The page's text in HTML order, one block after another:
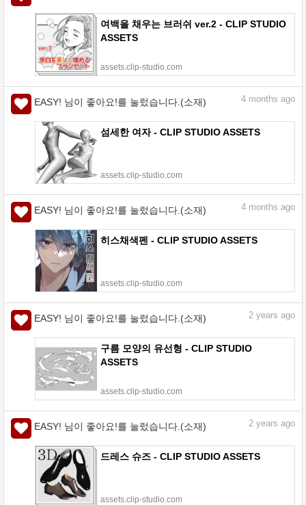
여백을 채우는 브러쉬 ver.2 - CLIP STUDIO
ASSETS
assets.clip-studio.com
EASY! 님이 좋아요!를 눌렀습니다.(소재) 4 months ago
섬세한 여자 - CLIP STUDIO ASSETS
assets.clip-studio.com
EASY! 님이 좋아요!를 눌렀습니다.(소재) 4 months ago
히스채색펜 - CLIP STUDIO ASSETS
assets.clip-studio.com
EASY! 님이 좋아요!를 눌렀습니다.(소재) 2 years ago
구름 모양의 유선형 - CLIP STUDIO
ASSETS
assets.clip-studio.com
EASY! 님이 좋아요!를 눌렀습니다.(소재) 2 years ago
드레스 슈즈 - CLIP STUDIO ASSETS
assets.clip-studio.com